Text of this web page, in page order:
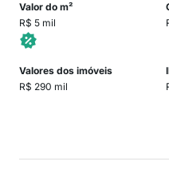
Valor do m²
R$ 5 mil
Valores dos imóveis
R$ 290 mil